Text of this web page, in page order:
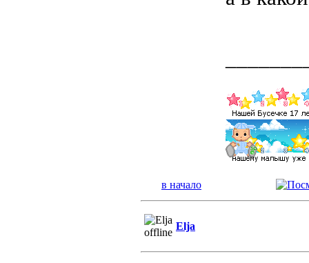
в начало
Elja